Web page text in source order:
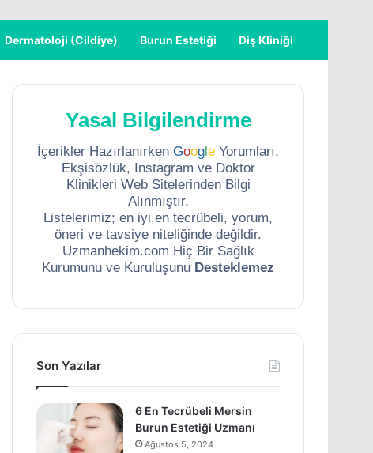
Dermatoloji (Cildiye) Burun Estetiği Diş Kliniği
Yasal Bilgilendirme
İçerikler Hazırlanırken Google Yorumları,
Ekşisözlük, Instagram ve Doktor
Klinikleri Web Sitelerinden Bilgi
Alınmıştır.
Listelerimiz; en iyi,en tecrübeli, yorum,
öneri ve tavsiye niteliğinde değildir.
Uzmanhekim.com Hiç Bir Sağlık
Kurumunu ve Kuruluşunu Desteklemez
Son Yazılar
6 En Tecrübeli Mersin
Burun Estetiği Uzmanı
Ağustos 5, 2024